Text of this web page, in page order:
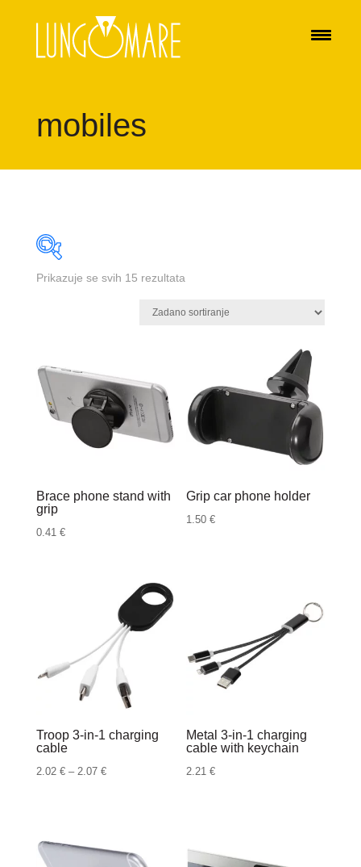
mobiles
Prikazuje se svih 15 rezultata
Brace phone stand with
grip
0.41 €
Grip car phone holder
1.50€
Troop 3-in-1 charging
cable
2.02 € – 2.07 €Raspon
do
Metal 3-in-1 charging
cable with keychain
2.21€